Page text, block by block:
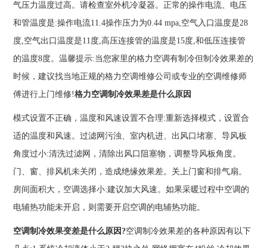
气压力温度过高。请检查室外机冷凝器。正常的操作电流、电压
和管温度是:操作电流11.4操作压力为0.44 mpa,空气入口温度是28
度,空气出口温度是11度,高压连接管的温度是15度,和低压连接管
的温度8度。温馨提示:当您家里的格力空调有制冷但制冷效果差的
时候，建议找当地正规的格力空调维修公司或专业的空调维修师
傅进行上门维修!格力空调制冷效果差是什么原因
模式设置不正确，温度和风速设置不合理:重新选择模式，设置合
适的温度和风速。过滤网污浊、室内机进、出风口堵塞、导风板
角度过小:清洗过滤网，清除出风口阻塞物，调整导风板角度。
门、窗、排风机未关闭，造成绝缘效果差。关上门窗和排气扇。
房间面积大，空调选择小:建议加大风速。如果采暖过程中空调的
电辅热功能未开启，则需要开启空调的电辅热功能。
空调制冷效果变差是什么原因?空调制冷效果差的各种原因有以下